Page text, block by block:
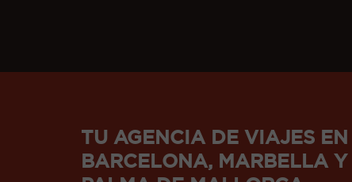
TU AGENCIA DE VIAJES EN
BARCELONA, MARBELLA Y